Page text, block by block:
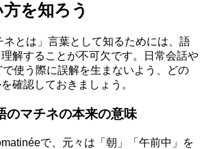
を知ろう
ネとは」言葉として知るためには、語
解することが不可欠です。日常会話や
使う際に誤解を生まないよう、どの
確認しておきましょう。
のマチネの本来の意味
で、元々は「朝」「午前中」を